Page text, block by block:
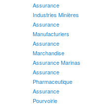
Assurance
Industries Minières
Assurance
Manufacturiers
Assurance
Marchandise
Assurance Marinas
Assurance
Pharmaceutique
Assurance
Pourvoirie